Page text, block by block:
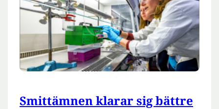
Smittämnen klarar sig bättre